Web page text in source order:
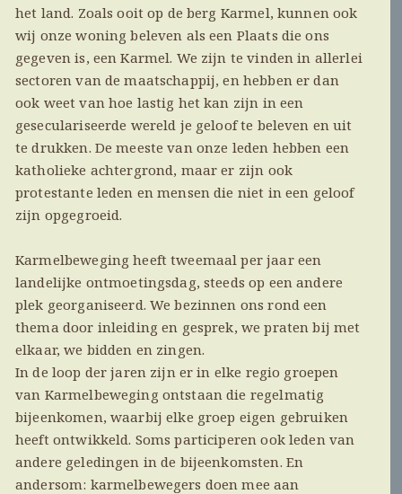
het land. Zoals ooit op de berg Karmel, kunnen ook
wij onze woning beleven als een Plaats die ons
gegeven is, een Karmel. We zijn te vinden in allerlei
sectoren van de maatschappij, en hebben er dan
ook weet van hoe lastig het kan zijn in een
geseculariseerde wereld je geloof te beleven en uit
te drukken. De meeste van onze leden hebben een
katholieke achtergrond, maar er zijn ook
protestante leden en mensen die niet in een geloof
zijn opgegroeid.
Karmelbeweging heeft tweemaal per jaar een
landelijke ontmoetingsdag, steeds op een andere
plek georganiseerd. We bezinnen ons rond een
thema door inleiding en gesprek, we praten bij met
elkaar, we bidden en zingen.
In de loop der jaren zijn er in elke regio groepen
van Karmelbeweging ontstaan die regelmatig
bijeenkomen, waarbij elke groep eigen gebruiken
heeft ontwikkeld. Soms participeren ook leden van
andere geledingen in de bijeenkomsten. En
andersom: karmelbewegers doen mee aan